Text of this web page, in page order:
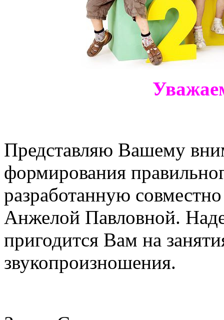
Представляю Вашему
формирования
разработанную
Анжелой Павловной.
пригодится Вам на
звукопроизношения.